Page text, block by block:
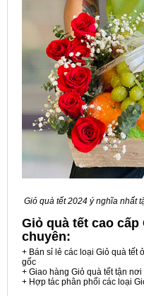
Giỏ quà tết 2024 ý nghĩa nhất
Giỏ quà tết cao cấp
chuyên:
+ Bán sỉ lẻ các loại Giỏ quà tết
gốc
+ Giao hàng Giỏ quà tết tận nơi
+ Hợp tác phân phối các loại